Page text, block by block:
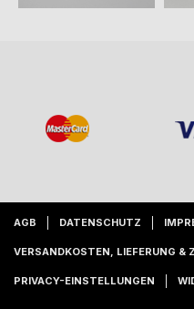
AGB DATENSCHUTZ
VERSANDKOSTEN, LIEFERUNG &
PRIVACY-EINSTELLUNGEN